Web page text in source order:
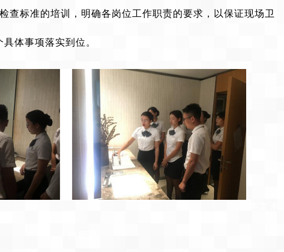
查标准的培训，明确各岗位工作职责的要求，以保证现场卫
体事项落实到位。